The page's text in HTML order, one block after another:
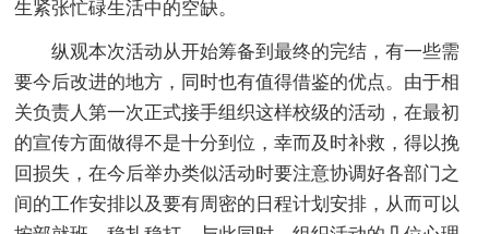
生紧张忙碌生活中的空缺。
纵观本次活动从开始筹备到最终的完结，有一些需
要今后改进的地方，同时也有值得借鉴的优点。由于相
关负责人第一次正式接手组织这样校级的活动，在最初
的宣传方面做得不是十分到位，幸而及时补救，得以挽
回损失，在今后举办类似活动时要注意协调好各部门之
间的工作安排以及要有周密的日程计划安排，从而可以